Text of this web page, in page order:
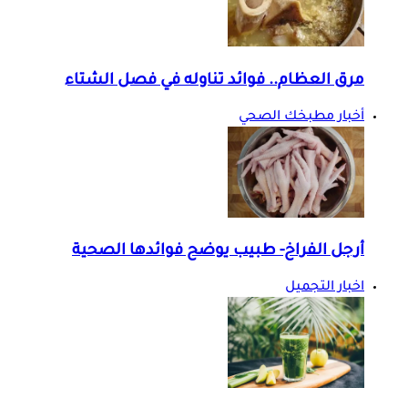
مرق العظام.. فوائد تناوله في فصل الشتاء
أخبار مطبخك الصحي
أرجل الفراخ- طبيب يوضح فوائدها الصحية
اخبار التجميل